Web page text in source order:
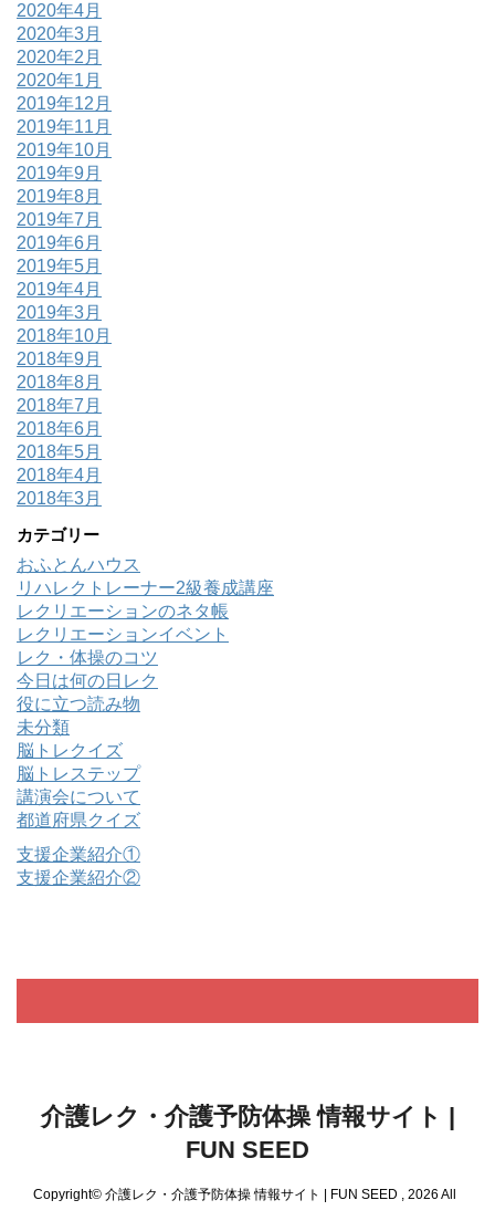
2020年4月
2020年3月
2020年2月
2020年1月
2019年12月
2019年11月
2019年10月
2019年9月
2019年8月
2019年7月
2019年6月
2019年5月
2019年4月
2019年3月
2018年10月
2018年9月
2018年8月
2018年7月
2018年6月
2018年5月
2018年4月
2018年3月
カテゴリー
おふとんハウス
リハレクトレーナー2級養成講座
レクリエーションのネタ帳
レクリエーションイベント
レク・体操のコツ
今日は何の日レク
役に立つ読み物
未分類
脳トレクイズ
脳トレステップ
講演会について
都道府県クイズ
支援企業紹介①
支援企業紹介②
介護レク・介護予防体操 情報サイト |
FUN SEED
Copyright© 介護レク・介護予防体操 情報サイト | FUN SEED , 2026 All